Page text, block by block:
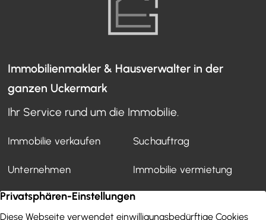
Immobilienmakler & Hausverwalter in der
ganzen Uckermark
Ihr Service rund um die Immobilie.
Immobilie verkaufen Suchauftrag
Unternehmen Immobilie vermietung
Mietverwaltung Kundenstimmen